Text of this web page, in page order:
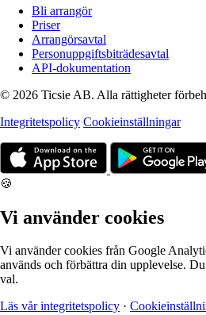
Bli arrangör
Priser
Arrangörsavtal
Personuppgiftsbiträdesavtal
API-dokumentation
© 2026 Ticsie AB. Alla rättigheter
Integritetspolicy Cookieinställningar
🍪
Vi använder cookies
Vi använder cookies från Google
används och förbättra din upplevelse.
val.
Läs vår integritetspolicy ·